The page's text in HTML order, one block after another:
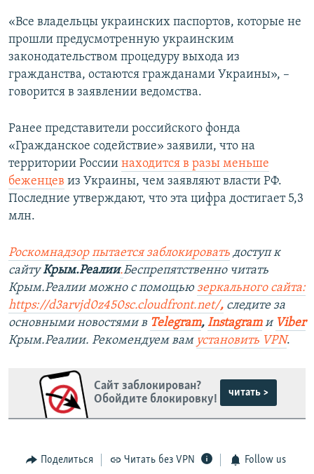
«Все владельцы украинских паспортов, которые не
прошли предусмотренную украинским
законодательством процедуру выхода из
гражданства, остаются гражданами Украины», –
говорится в заявлении ведомства.
Ранее представители российского фонда
«Гражданское содействие» заявили, что на
территории России находится в разы меньше
беженцев из Украины, чем заявляют власти РФ.
Последние утверждают, что эта цифра достигает 5,3
млн.
Роскомнадзор пытается заблокировать доступ к
сайтуКрым.Реалии.Беспрепятственно читать
Крым.Реалии можно с помощью зеркального сайта:
https://d3arvjd0z450sc.cloudfront.net/, следите за
основными новостями в Telegram, Instagramи Viber
Крым.Реалии. Рекомендуем вам установить VPN.
Сайт заблокирован?
Обойдите блокировку!
читать >
Поделиться Читать без VPN Follow us